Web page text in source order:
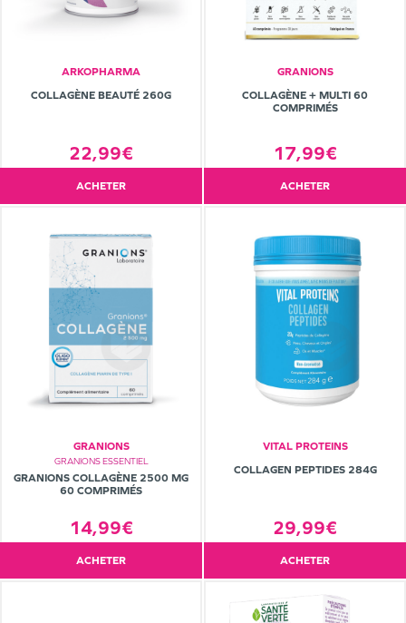
ARKOPHARMA
COLLAGÈNE BEAUTÉ 260G
22,99€
ACHETER
GRANIONS
COLLAGÈNE + MULTI 60
COMPRIMÉS
17,99€
ACHETER
GRANIONS
GRANIONS ESSENTIEL
GRANIONS COLLAGÈNE 2500 MG
60 COMPRIMÉS
14,99€
ACHETER
VITAL PROTEINS
COLLAGEN PEPTIDES 284G
29,99€
ACHETER